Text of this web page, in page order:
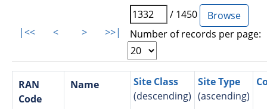
|<< < > >>|
/ 1450
Number of records per page:
RAN
Code
Name
Site Class
(descending)
Site Type
(ascending)